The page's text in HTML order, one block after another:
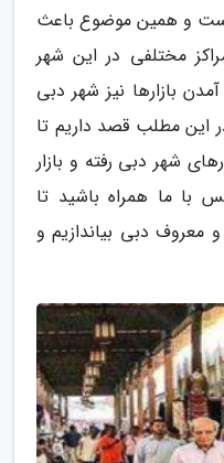
است و همین موضوع باعث
مختلفی در این شهر
بازارها نیز شهر دبی
مطلب قصد داریم تا
شهر دبی رفته و بازار
با ما همراه باشید تا
معروف دبی بیاندازیم و